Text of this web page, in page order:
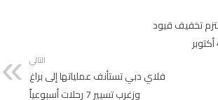
تخفيف قيود
التالي
فلاي دبي تستأنف عملياتها إلى براغ
وزغرب تسيير 7 رحلات أسبوعياً